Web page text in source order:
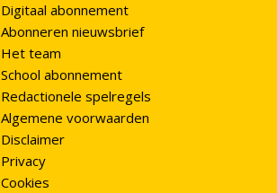
Digitaal abonnement
Abonneren nieuwsbrief
Het team
School abonnement
Redactionele spelregels
Algemene voorwaarden
Disclaimer
Privacy
Cookies